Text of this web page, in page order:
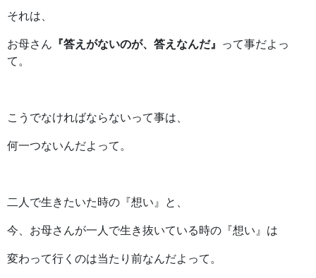
それは、
お母さん 『答えがないのが、答えなんだ』 って事だよっ
て。
こうでなければならないって事は、
何一つないんだよって。
二人で生きたいた時の『想い』と、
今、お母さんが一人で生き抜いている時の『想い』は
変わって行くのは当たり前なんだよって。